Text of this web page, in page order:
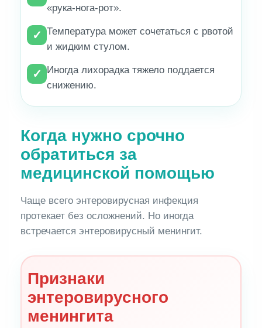
«рука-нога-рот».
✓
Температура может сочетаться с рвотой
и жидким стулом.
✓
Иногда лихорадка тяжело поддается
снижению.
Когда нужно срочно
обратиться за
медицинской помощью
Чаще всего энтеровирусная инфекция
протекает без осложнений. Но иногда
встречается энтеровирусный менингит.
Признаки
энтеровирусного
менингита